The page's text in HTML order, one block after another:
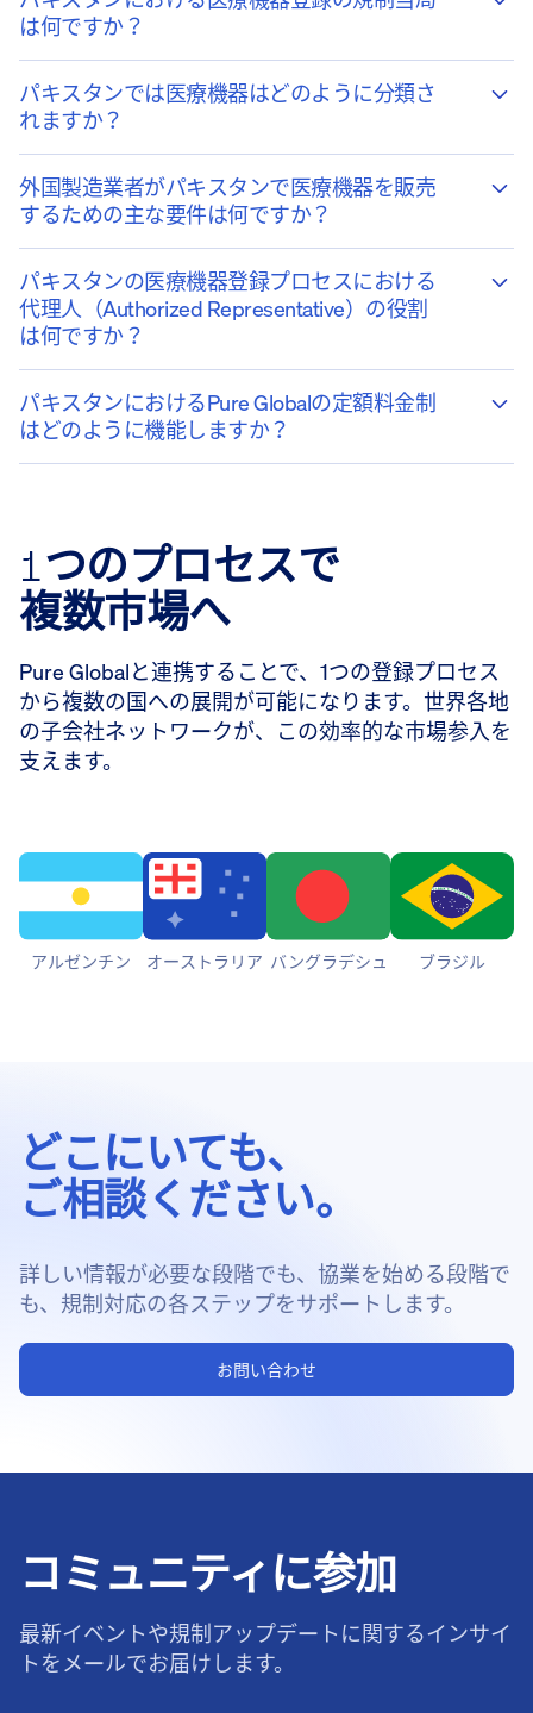
は何ですか？
パキスタンでは医療機器はどのように分類さ
れますか？
外国製造業者がパキスタンで医療機器を販売
するための主な要件は何ですか？
パキスタンの医療機器登録プロセスにおける
代理人（Authorized Representative）の役割
は何ですか？
パキスタンにおけるPure Globalの定額料金制
はどのように機能しますか？
1つのプロセスで
複数市場へ
Pure Globalと連携することで、1つの登録プロセス
から複数の国への展開が可能になります。世界各地
の子会社ネットワークが、この効率的な市場参入を
支えます。
アルゼンチン オーストラリア バングラデシュ ブラジル
どこにいても、
ご相談ください。
詳しい情報が必要な段階でも、協業を始める段階で
も、規制対応の各ステップをサポートします。
お問い合わせ
コミュニティに参加
最新イベントや規制アップデートに関するインサイ
トをメールでお届けします。